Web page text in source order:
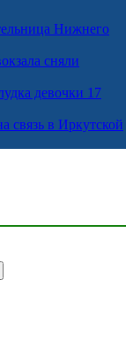
Нижнего
сняли
девочки 17
связь в Иркутской